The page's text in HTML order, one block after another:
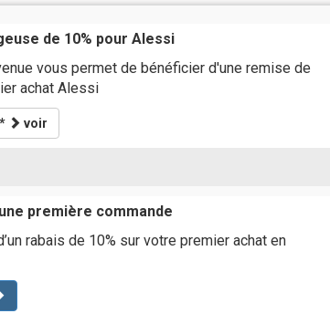
de 10% pour Alessi
vous permet de bénéficier d'une remise de
achat Alessi
voir
première commande
rabais de 10% sur votre premier achat en